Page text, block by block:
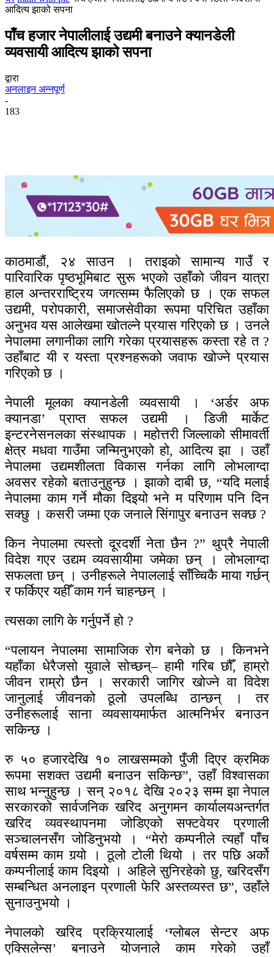
आदित्य झाको सपना
पाँच हजार नेपालीलाई उद्यमी बनाउने क्यानडेली
व्यवसायी आदित्य झाको सपना
द्वारा
अनलाइन अन्नपूर्ण
-
183
काठमाडौं, २४ साउन । तराइको सामान्य गाउँ र
पारिवारिक पृष्ठभूमिबाट सुरू भएको उहाँको जीवन यात्रा
हाल अन्तरराष्ट्रिय जगत्सम्म फैलिएको छ । एक सफल
उद्यमी, परोपकारी, समाजसेवीका रूपमा परिचित उहाँका
अनुभव यस आलेखमा खोतल्ने प्रयास गरिएको छ । उनले
नेपालमा लगानीका लागि गरेका प्रयासहरू कस्ता रहे त ?
उहाँबाट यी र यस्ता प्रश्नहरूको जवाफ खोज्ने प्रयास
गरिएको छ ।
नेपाली मूलका क्यानडेली व्यवसायी । ‘अर्डर अफ
क्यानडा’ प्राप्त सफल उद्यमी । डिजी मार्केट
इन्टरनेसनलका संस्थापक । महोत्तरी जिल्लाको सीमावर्ती
क्षेत्र मधवा गाउँमा जन्मिनुभएको हो, आदित्य झा । उहाँ
नेपालमा उद्यमशीलता विकास गर्नका लागि लोभलाग्दा
अवसर रहेको बताउनुहुन्छ । झाको दाबी छ, “यदि मलाई
नेपालमा काम गर्ने मौका दिइयो भने म परिणाम पनि दिन
सक्छु । कसरी जम्मा एक जनाले सिंगापुर बनाउन सक्छ ?
किन नेपालमा त्यस्तो दूरदर्शी नेता छैन ?” थुप्रै नेपाली
विदेश गएर उद्यम व्यवसायीमा जमेका छन् । लोभलाग्दा
सफलता छन् । उनीहरूले नेपाललाई साँच्चिकै माया गर्छन्
र फर्किएर यहीँ काम गर्न चाहन्छन् ।
त्यसका लागि के गर्नुपर्ने हो ?
“पलायन नेपालमा सामाजिक रोग बनेको छ । किनभने
यहाँका धेरैजसो युवाले सोच्छन्– हामी गरिब छौँ, हाम्रो
जीवन राम्रो छैन । सरकारी जागिर खोज्ने वा विदेश
जानुलाई जीवनको ठूलो उपलब्धि ठान्छन् । तर
उनीहरूलाई साना व्यवसायमार्फत आत्मनिर्भर बनाउन
सकिन्छ ।
रु ५० हजारदेखि १० लाखसम्मको पुँजी दिएर क्रमिक
रूपमा सशक्त उद्यमी बनाउन सकिन्छ”, उहाँ विश्वासका
साथ भन्नुहुन्छ । सन् २०१८ देखि २०२३ सम्म झा नेपाल
सरकारको सार्वजनिक खरिद अनुगमन कार्यालयअन्तर्गत
खरिद व्यवस्थापनमा जोडिएको सफ्टवेयर प्रणाली
सञ्चालनसँग जोडिनुभयो । “मेरो कम्पनीले त्यहाँ पाँच
वर्षसम्म काम गर्‍यो । ठूलो टोली थियो । तर पछि अर्को
कम्पनीलाई काम दिइयो । अहिले सुनिरहेको छु, खरिदसँग
सम्बन्धित अनलाइन प्रणाली फेरि अस्तव्यस्त छ”, उहाँले
सुनाउनुभयो ।
नेपालको खरिद प्रक्रियालाई ‘ग्लोबल सेन्टर अफ
एक्सिलेन्स’ बनाउने योजनाले काम गरेको उहाँ